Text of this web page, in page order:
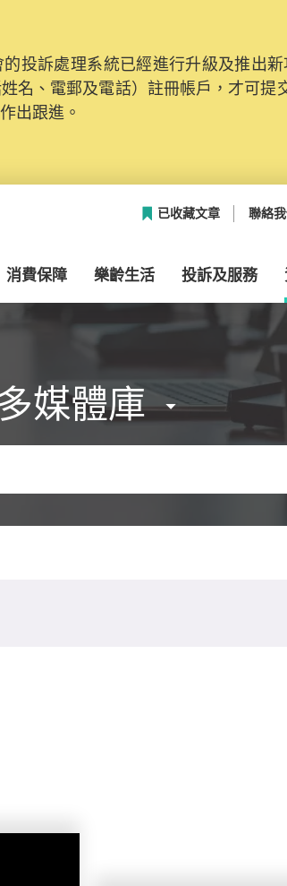
投訴處理系統已經進行升級及推出
名、電郵及電話）註冊帳戶，才可提
出跟進。
已收藏文章 聯絡
消費保障 樂齡生活 投訴及服務
媒體庫